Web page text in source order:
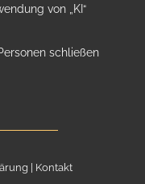
von „KI“
schließen
Kontakt